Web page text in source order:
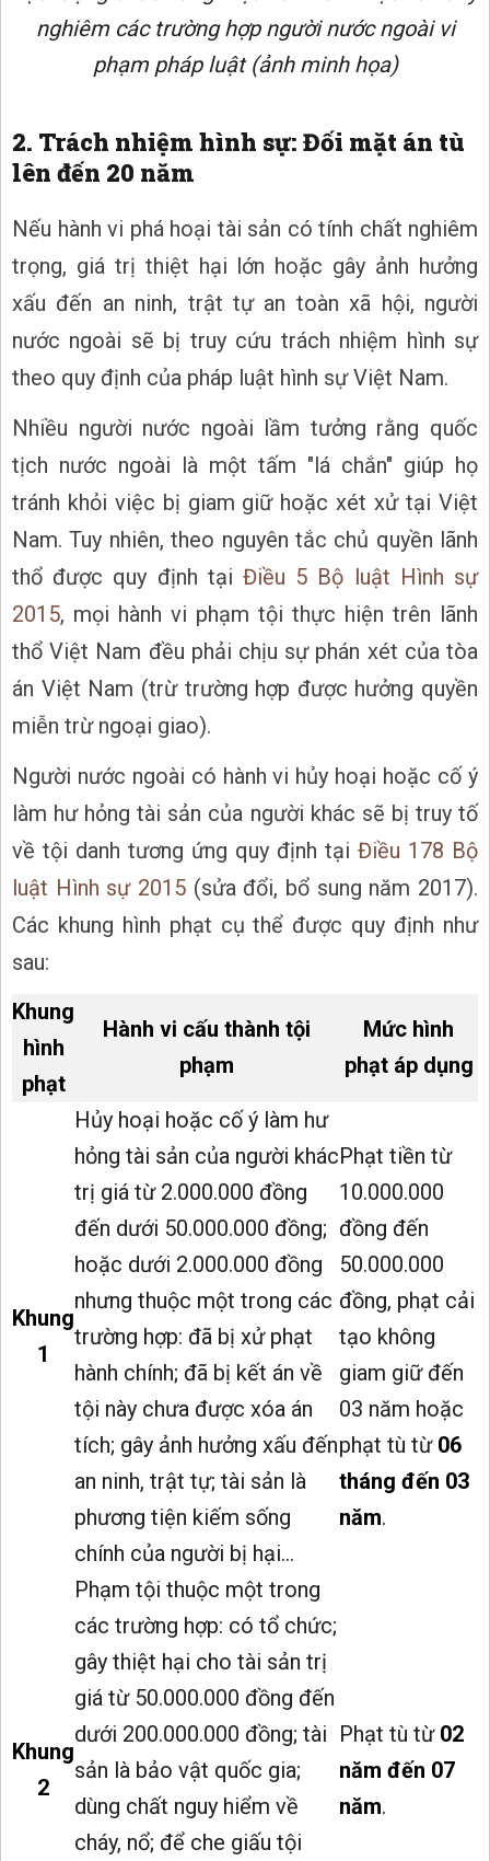
nghiêm các trường hợp người nước ngoài vi
phạm pháp luật (ảnh minh họa)
2. Trách nhiệm hình sự: Đối mặt án tù
lên đến 20 năm
Nếu hành vi phá hoại tài sản có tính chất nghiêm
trọng, giá trị thiệt hại lớn hoặc gây ảnh hưởng
xấu đến an ninh, trật tự an toàn xã hội, người
nước ngoài sẽ bị truy cứu trách nhiệm hình sự
theo quy định của pháp luật hình sự Việt Nam.
Nhiều người nước ngoài lầm tưởng rằng quốc
tịch nước ngoài là một tấm "lá chắn" giúp họ
tránh khỏi việc bị giam giữ hoặc xét xử tại Việt
Nam. Tuy nhiên, theo nguyên tắc chủ quyền lãnh
thổ được quy định tại Điều 5 Bộ luật Hình sự
2015, mọi hành vi phạm tội thực hiện trên lãnh
thổ Việt Nam đều phải chịu sự phán xét của tòa
án Việt Nam (trừ trường hợp được hưởng quyền
miễn trừ ngoại giao).
Người nước ngoài có hành vi hủy hoại hoặc cố ý
làm hư hỏng tài sản của người khác sẽ bị truy tố
về tội danh tương ứng quy định tại Điều 178 Bộ
luật Hình sự 2015 (sửa đổi, bổ sung năm 2017).
Các khung hình phạt cụ thể được quy định như
sau:
Khung
hình
phạt
Hành vi cấu thành tội
phạm
Mức hình
phạt áp dụng
Khung
1
Hủy hoại hoặc cố ý làm hư
hỏng tài sản của người khác
trị giá từ 2.000.000 đồng
đến dưới 50.000.000 đồng;
hoặc dưới 2.000.000 đồng
nhưng thuộc một trong các
trường hợp: đã bị xử phạt
hành chính; đã bị kết án về
tội này chưa được xóa án
tích; gây ảnh hưởng xấu đến
an ninh, trật tự; tài sản là
phương tiện kiếm sống
chính của người bị hại...
Phạt tiền từ
10.000.000
đồng đến
50.000.000
đồng, phạt cải
tạo không
giam giữ đến
03 năm hoặc
phạt tù từ 06
tháng đến 03
năm.
Khung
2
Phạm tội thuộc một trong
các trường hợp: có tổ chức;
gây thiệt hại cho tài sản trị
giá từ 50.000.000 đồng đến
dưới 200.000.000 đồng; tài
sản là bảo vật quốc gia;
dùng chất nguy hiểm về
cháy, nổ; để che giấu tội
Phạt tù từ 02
năm đến 07
năm.